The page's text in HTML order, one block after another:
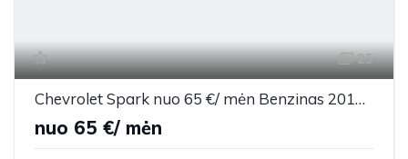
25
Chevrolet Spark nuo 65 €/ mėn Benzinas 2010m. Hečbekas Mechaninė
nuo 65 €/ mėn